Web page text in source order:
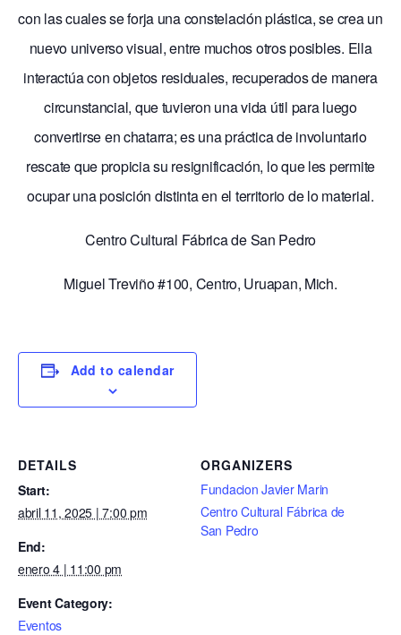
con las cuales se forja una constelación plástica, se crea un
nuevo universo visual, entre muchos otros posibles. Ella
interactúa con objetos residuales, recuperados de manera
circunstancial, que tuvieron una vida útil para luego
convertirse en chatarra; es una práctica de involuntario
rescate que propicia su resignificación, lo que les permite
ocupar una posición distinta en el territorio de lo material.
Centro Cultural Fábrica de San Pedro
Miguel Treviño #100, Centro, Uruapan, Mich.
Add to calendar
DETAILS
Start:
abril 11, 2025 | 7:00 pm
End:
enero 4 | 11:00 pm
Event Category:
Eventos
ORGANIZERS
Fundacion Javier Marin
Centro Cultural Fábrica de
San Pedro